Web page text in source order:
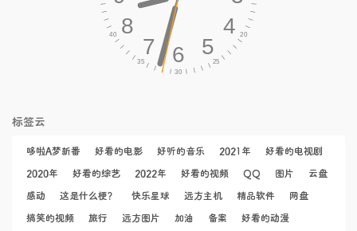
标签云
哆啦A梦新番 好看的电影 好听的音乐 2021年
好看的电视剧
2020年
好看的综艺 2022年 好看的视频 QQ 图片
云盘
感动
这是什么梗？ 快乐星球 远方主机 精品软件
网盘
搞笑的视频
旅行 远方图片 加油 备案 好看的动漫